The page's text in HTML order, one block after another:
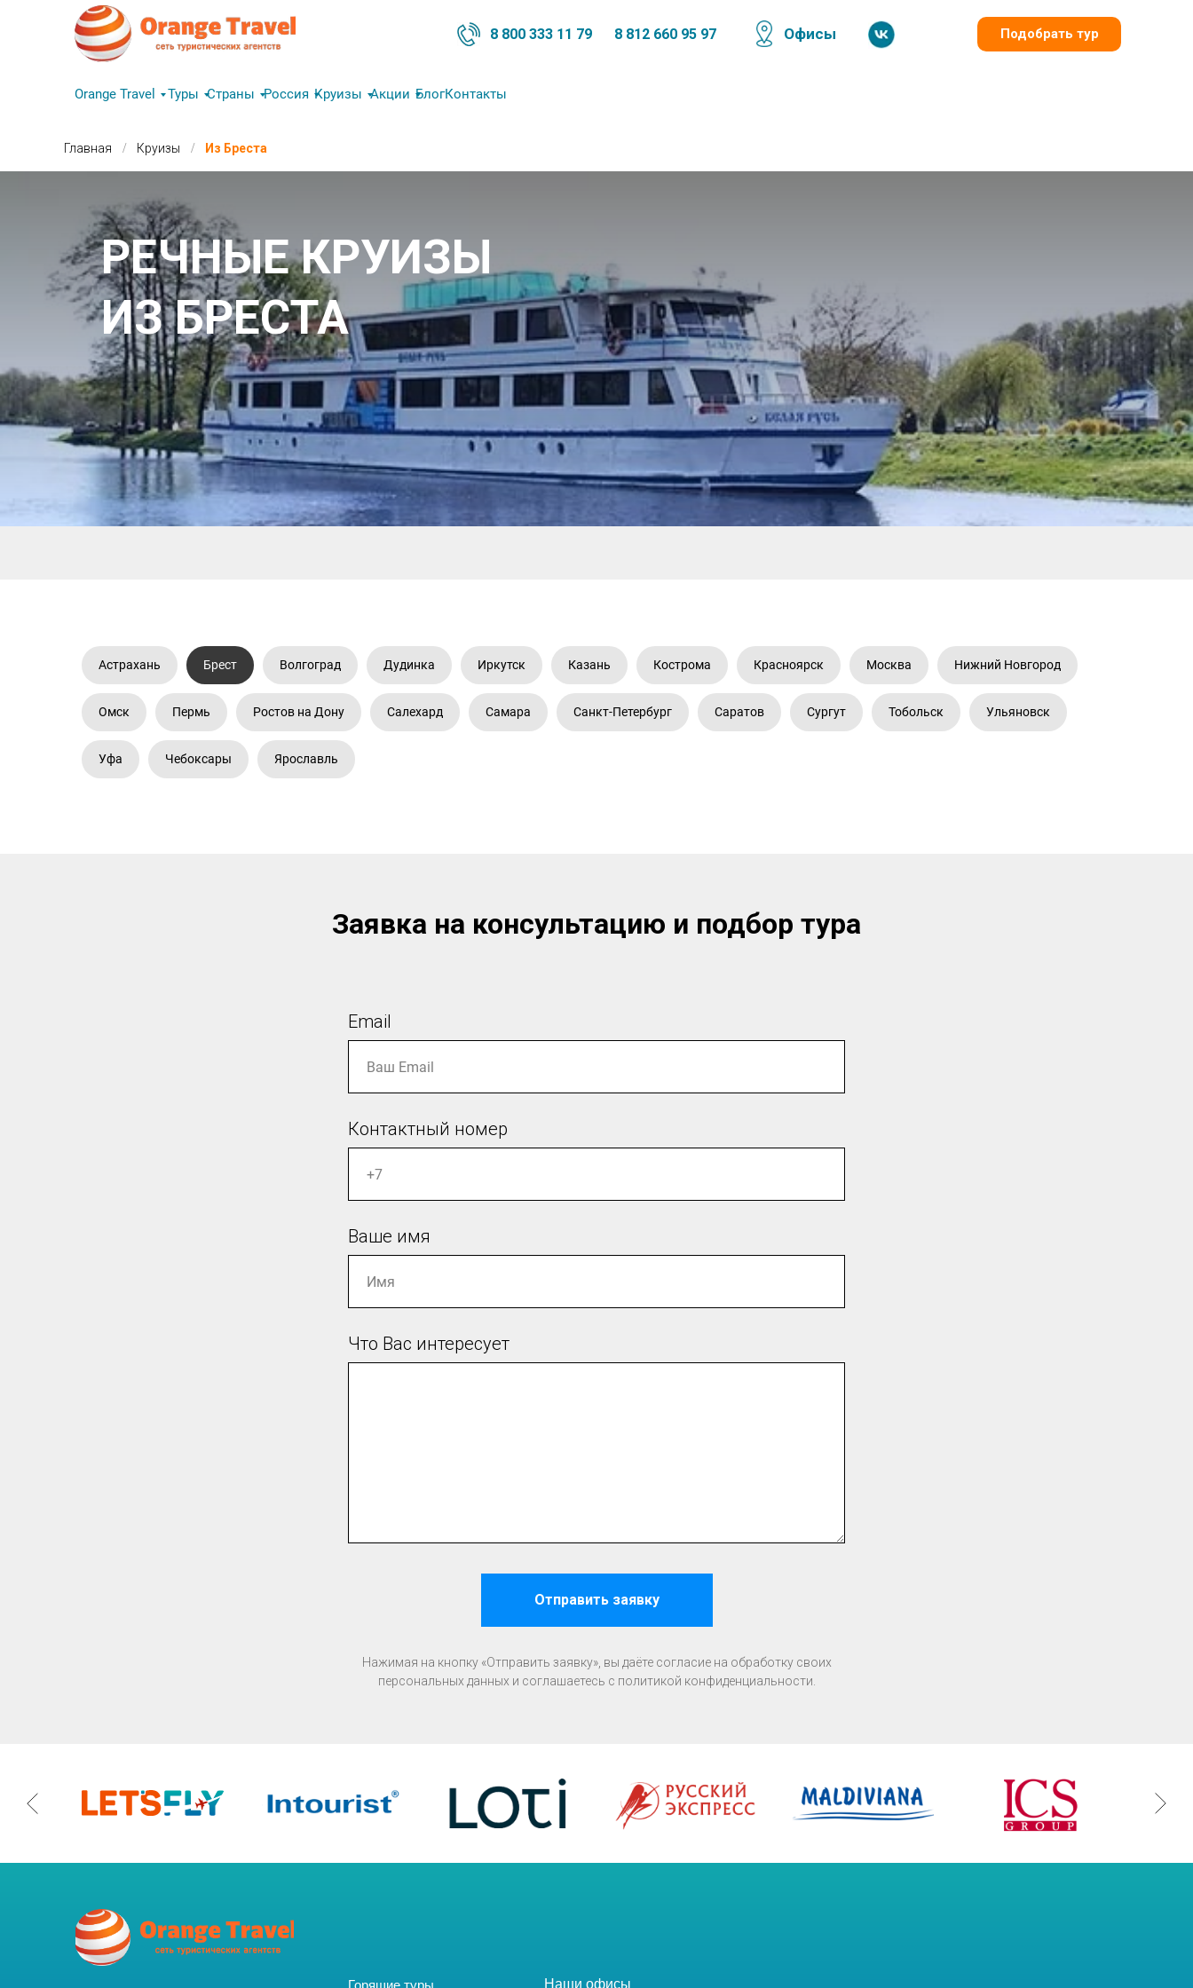
Подобрать тур
8 800 333 11 79 8 812 660 95 97 Офисы
Orange Travel Туры Страны Россия Круизы Акции БлогКонтакты
Главная / Круизы / Из Бреста
Официальный сайт подбора туров
ОСТАВИТЬ ЗАЯВКУ
РЕЧНЫЕ КРУИЗЫ
ИЗ БРЕСТА
ЗАКАЗАТЬ ЗВОНОК
Астрахань Брест Волгоград Дудинка Иркутск Казань Кострома Красноярск Москва Нижний Новгород
Омск Пермь Ростов на Дону Салехард Самара Санкт-Петербург Саратов Сургут Тобольск Ульяновск
Уфа Чебоксары Ярославль
Заявка на консультацию и подбор тура
Email
Контактный номер
Ваше имя
Что Вас интересует
Отправить заявку
Нажимая на кнопку «Отправить заявку», вы даёте согласие на обработку своих
персональных данных и соглашаетесь c политикой конфиденциальности.
Наши офисы
Горящие туры